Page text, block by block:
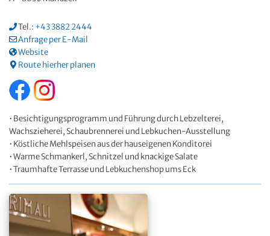
Tel.: +43 3882 2444
Anfrage per E-Mail
Website
Route hierher planen
• Besichtigungsprogramm und Führung durch Lebzelterei,
Wachszieherei, Schaubrennerei und Lebkuchen-Ausstellung
• Köstliche Mehlspeisen aus der hauseigenen Konditorei
• Warme Schmankerl, Schnitzel und knackige Salate
• Traumhafte Terrasse und Lebkuchenshop ums Eck